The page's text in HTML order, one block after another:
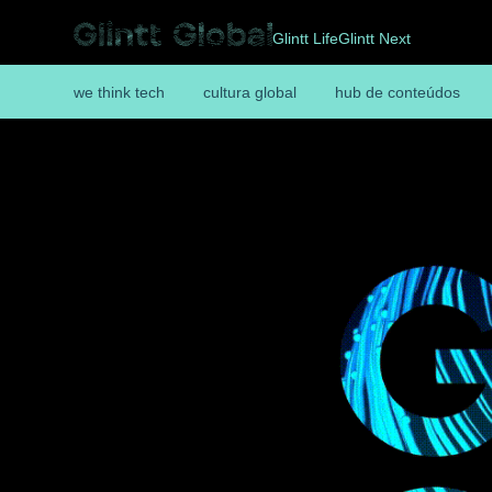
Glintt LifeGlintt Next
we think tech cultura global hub de conteúdos